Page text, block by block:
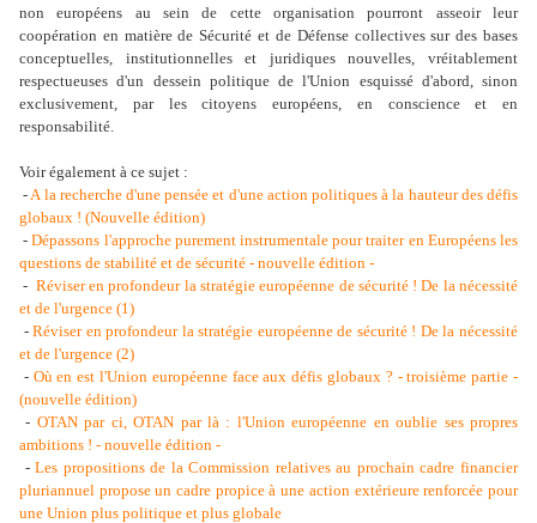
non européens au sein de cette organisation pourront asseoir leur
coopération en matière de Sécurité et de Défense collectives sur des bases
conceptuelles, institutionnelles et juridiques nouvelles, vréitablement
respectueuses d'un dessein politique de l'Union esquissé d'abord, sinon
exclusivement, par les citoyens européens, en conscience et en
responsabilité.
Voir également à ce sujet :
-A la recherche d'une pensée et d'une action politiques à la hauteur des défis
globaux ! (Nouvelle édition)
-Dépassons l'approche purement instrumentale pour traiter en Européens les
questions de stabilité et de sécurité - nouvelle édition -
- Réviser en profondeur la stratégie européenne de sécurité ! De la nécessité
et de l'urgence (1)
-Réviser en profondeur la stratégie européenne de sécurité ! De la nécessité
et de l'urgence (2)
- Où en est l'Union européenne face aux défis globaux ? - troisième partie -
(nouvelle édition)
- OTAN par ci, OTAN par là : l'Union européenne en oublie ses propres
ambitions ! - nouvelle édition -
-Les propositions de la Commission relatives au prochain cadre financier
pluriannuel propose un cadre propice à une action extérieure renforcée pour
une Union plus politique et plus globale